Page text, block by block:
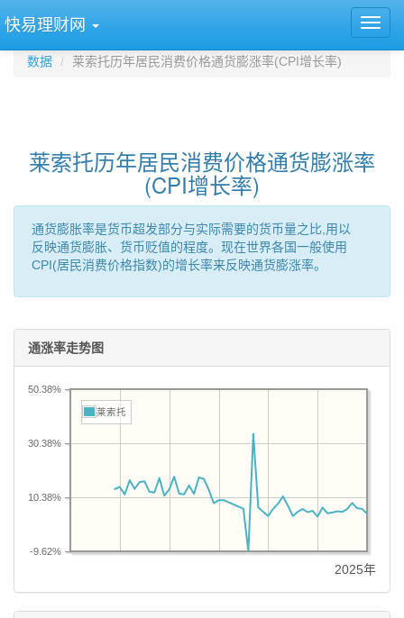
快易理财网
数据 莱索托历年居民消费价格通货膨涨率(CPI增长率)
莱索托历年居民消费价格通货膨涨率
(CPI增长率)
通货膨胀率是货币超发部分与实际需要的货币量之比,用以
反映通货膨胀、货币贬值的程度。现在世界各国一般使用
CPI(居民消费价格指数)的增长率来反映通货膨涨率。
通涨率走势图
-9.62%
10.38%
30.38%
50.38%
莱索托
2025年